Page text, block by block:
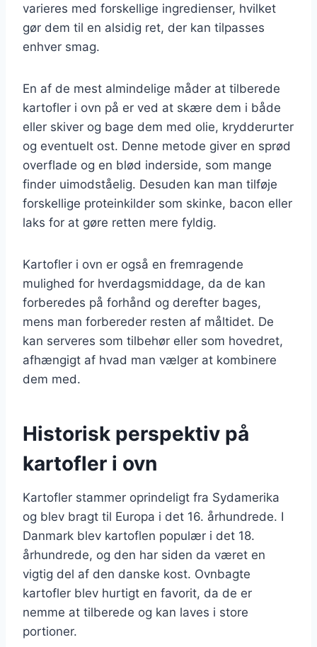
varieres med forskellige ingredienser, hvilket
gør dem til en alsidig ret, der kan tilpasses
enhver smag.
En af de mest almindelige måder at tilberede
kartofler i ovn på er ved at skære dem i både
eller skiver og bage dem med olie, krydderurter
og eventuelt ost. Denne metode giver en sprød
overflade og en blød inderside, som mange
finder uimodståelig. Desuden kan man tilføje
forskellige proteinkilder som skinke, bacon eller
laks for at gøre retten mere fyldig.
Kartofler i ovn er også en fremragende
mulighed for hverdagsmiddage, da de kan
forberedes på forhånd og derefter bages,
mens man forbereder resten af måltidet. De
kan serveres som tilbehør eller som hovedret,
afhængigt af hvad man vælger at kombinere
dem med.
Historisk perspektiv på
kartofler i ovn
Kartofler stammer oprindeligt fra Sydamerika
og blev bragt til Europa i det 16. århundrede. I
Danmark blev kartoflen populær i det 18.
århundrede, og den har siden da været en
vigtig del af den danske kost. Ovnbagte
kartofler blev hurtigt en favorit, da de er
nemme at tilberede og kan laves i store
portioner.